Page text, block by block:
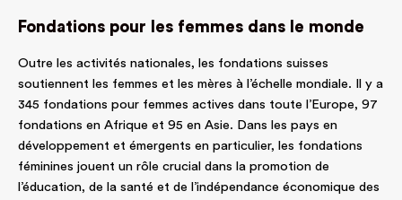
Fondations pour les femmes dans le monde
Outre les activités nationales, les fondations suisses
soutiennent les femmes et les mères à l’échelle mondiale. Il y a
345 fondations pour femmes actives dans toute l’Europe, 97
fondations en Afrique et 95 en Asie. Dans les pays en
développement et émergents en particulier, les fondations
féminines jouent un rôle crucial dans la promotion de
l’éducation, de la santé et de l’indépendance économique des